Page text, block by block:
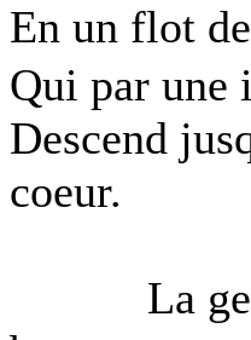
En un flot
Qui par une
Descend
coeur.
La